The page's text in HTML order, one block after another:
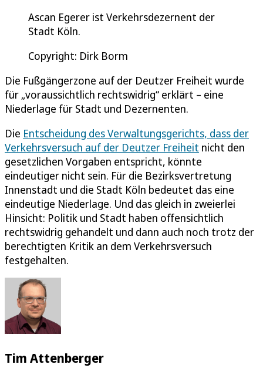
Ascan Egerer ist Verkehrsdezernent der
Stadt Köln.
Copyright: Dirk Borm
Die Fußgängerzone auf der Deutzer Freiheit wurde
für „voraussichtlich rechtswidrig“ erklärt – eine
Niederlage für Stadt und Dezernenten.
Die Entscheidung des Verwaltungsgerichts, dass der
Verkehrsversuch auf der Deutzer Freiheit nicht den
gesetzlichen Vorgaben entspricht, könnte
eindeutiger nicht sein. Für die Bezirksvertretung
Innenstadt und die Stadt Köln bedeutet das eine
eindeutige Niederlage. Und das gleich in zweierlei
Hinsicht: Politik und Stadt haben offensichtlich
rechtswidrig gehandelt und dann auch noch trotz der
berechtigten Kritik an dem Verkehrsversuch
festgehalten.
Tim Attenberger